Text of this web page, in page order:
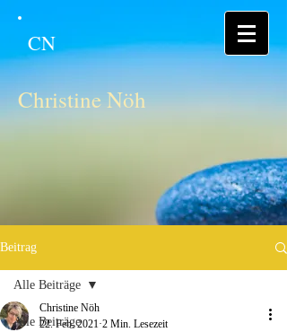
CN
Christine Nöh
Beitrag
Alle Beiträge
Alle Beiträge
Christine Nöh
22. Feb. 2021 2 Min. Lesezeit